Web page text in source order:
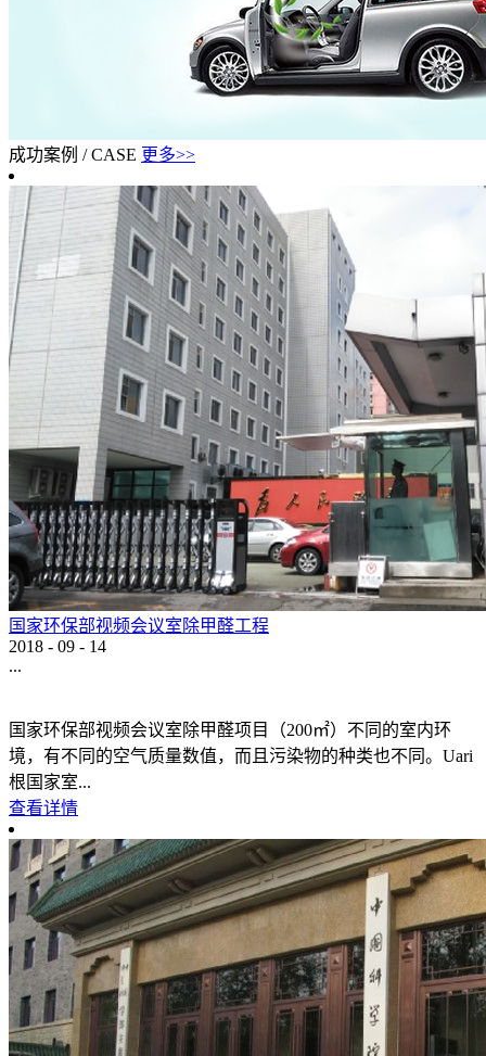
成功案例 / CASE 更多>>
国家环保部视频会议室除甲醛工程
2018 - 09 - 14
...
国家环保部视频会议室除甲醛项目（200㎡）不同的室内环
境，有不同的空气质量数值，而且污染物的种类也不同。Uari
根国家室...
查看详情